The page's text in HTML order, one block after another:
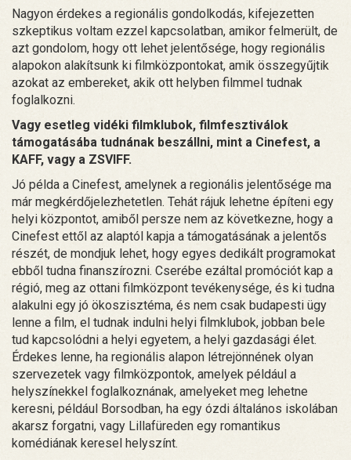
Nagyon érdekes a regionális gondolkodás, kifejezetten
szkeptikus voltam ezzel kapcsolatban, amikor felmerült, de
azt gondolom, hogy ott lehet jelentősége, hogy regionális
alapokon alakítsunk ki filmközpontokat, amik összegyűjtik
azokat az embereket, akik ott helyben filmmel tudnak
foglalkozni.
Vagy esetleg vidéki filmklubok, filmfesztiválok
támogatásába tudnának beszállni, mint a Cinefest, a
KAFF, vagy a ZSVIFF.
Jó példa a Cinefest, amelynek a regionális jelentősége ma
már megkérdőjelezhetetlen. Tehát rájuk lehetne építeni egy
helyi központot, amiből persze nem az következne, hogy a
Cinefest ettől az alaptól kapja a támogatásának a jelentős
részét, de mondjuk lehet, hogy egyes dedikált programokat
ebből tudna finanszírozni. Cserébe ezáltal promóciót kap a
régió, meg az ottani filmközpont tevékenysége, és ki tudna
alakulni egy jó ökoszisztéma, és nem csak budapesti ügy
lenne a film, el tudnak indulni helyi filmklubok, jobban bele
tud kapcsolódni a helyi egyetem, a helyi gazdasági élet.
Érdekes lenne, ha regionális alapon létrejönnének olyan
szervezetek vagy filmközpontok, amelyek például a
helyszínekkel foglalkoznának, amelyeket meg lehetne
keresni, például Borsodban, ha egy ózdi általános iskolában
akarsz forgatni, vagy Lillafüreden egy romantikus
komédiának keresel helyszínt.